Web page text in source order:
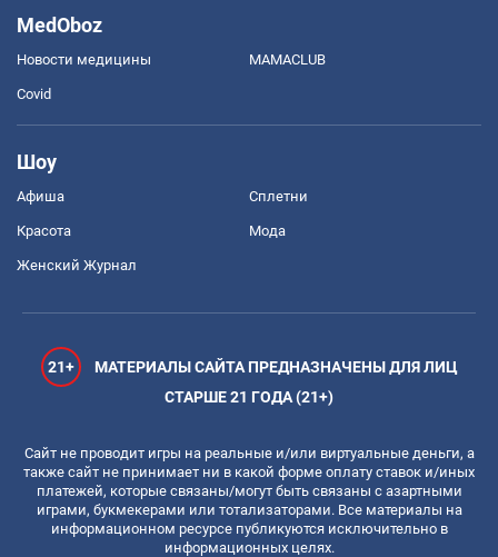
MedOboz
Новости медицины MAMACLUB
Covid
Шоу
Афиша Сплетни
Красота Мода
Женский Журнал
21+
МАТЕРИАЛЫ САЙТА ПРЕДНАЗНАЧЕНЫ ДЛЯ ЛИЦ
СТАРШЕ 21 ГОДА (21+)
Сайт не проводит игры на реальные и/или виртуальные деньги, а
также сайт не принимает ни в какой форме оплату ставок и/иных
платежей, которые связаны/могут быть связаны с азартными
играми, букмекерами или тотализаторами. Все материалы на
информационном ресурсе публикуются исключительно в
информационных целях.